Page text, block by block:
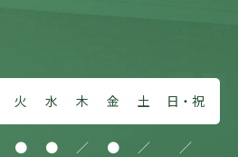
火 水 木 金 土 日・祝
● ● ／ ● ／ ／